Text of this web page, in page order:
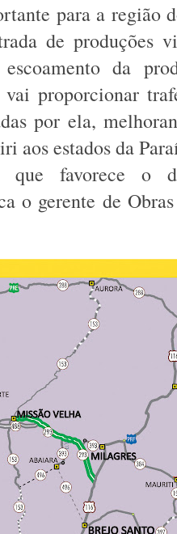
para a região
de produções
da
proporcionar
por ela,
aos estados da
favorece o
o gerente de